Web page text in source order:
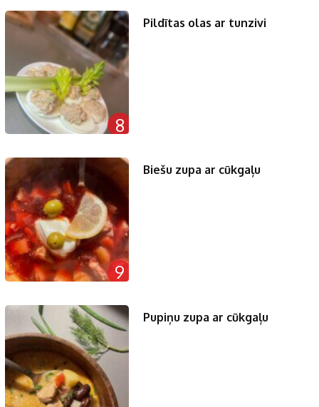
8
Pildītas olas ar tunzivi
9
Biešu zupa ar cūkgaļu
Pupiņu zupa ar cūkgaļu